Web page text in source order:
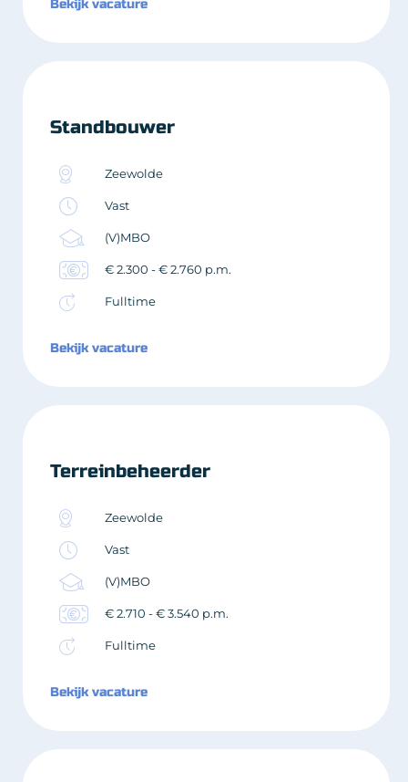
Bekijk vacature
Standbouwer
Zeewolde
Vast
(V)MBO
€ 2.300 - € 2.760 p.m.
Fulltime
Bekijk vacature
Terreinbeheerder
Zeewolde
Vast
(V)MBO
€ 2.710 - € 3.540 p.m.
Fulltime
Bekijk vacature